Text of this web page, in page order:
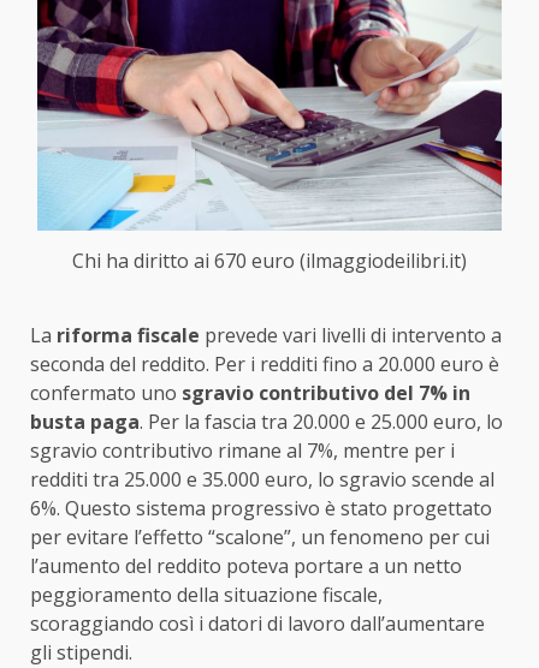
Chi ha diritto ai 670 euro (ilmaggiodeilibri.it)
La riforma fiscale prevede vari livelli di intervento a
seconda del reddito. Per i redditi fino a 20.000 euro è
confermato uno sgravio contributivo del 7% in
busta paga. Per la fascia tra 20.000 e 25.000 euro, lo
sgravio contributivo rimane al 7%, mentre per i
redditi tra 25.000 e 35.000 euro, lo sgravio scende al
6%. Questo sistema progressivo è stato progettato
per evitare l’effetto “scalone”, un fenomeno per cui
l’aumento del reddito poteva portare a un netto
peggioramento della situazione fiscale,
scoraggiando così i datori di lavoro dall’aumentare
gli stipendi.